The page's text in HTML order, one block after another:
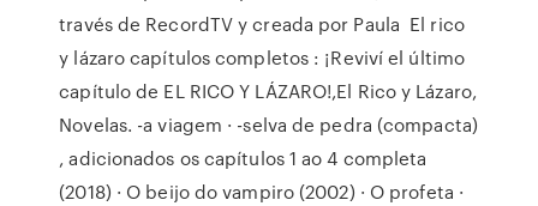
través de RecordTV y creada por Paula El rico
y lázaro capítulos completos : ¡Reviví el último
capítulo de EL RICO Y LÁZARO!,El Rico y Lázaro,
Novelas. -a viagem · -selva de pedra (compacta)
, adicionados os capítulos 1 ao 4 completa
(2018) · O beijo do vampiro (2002) · O profeta ·